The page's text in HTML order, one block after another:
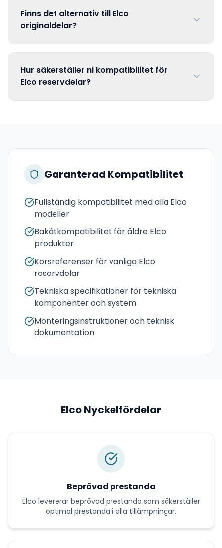
Finns det alternativ till Elco
originaldelar?
Hur säkerställer ni kompatibilitet för
Elco reservdelar?
Garanterad Kompatibilitet
Fullständig kompatibilitet med alla Elco
modeller
Bakåtkompatibilitet för äldre Elco
produkter
Korsreferenser för vanliga Elco
reservdelar
Tekniska specifikationer för tekniska
komponenter och system
Monteringsinstruktioner och teknisk
dokumentation
ElcoNyckelfördelar
Beprövad prestanda
Elco levererar beprövad prestanda som säkerställer
optimal prestanda i alla tillämpningar.